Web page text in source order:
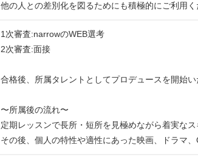
他の人との差別化を図るためにも積極的にご利用く
1次審査:narrowのWEB選考
2次審査:面接
合格後、所属タレントとしてプロデュースを開始い
〜所属後の流れ〜
定期レッスンで長所・短所を見極めながら着実な
その後、個人の特性や適性にあった映画、ドラマ